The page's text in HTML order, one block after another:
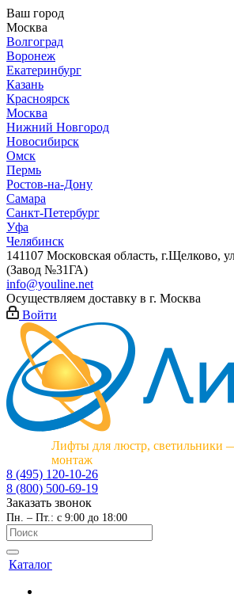
Ваш город
Москва
Волгоград
Воронеж
Екатеринбург
Казань
Красноярск
Москва
Нижний Новгород
Новосибирск
Омск
Пермь
Ростов-на-Дону
Самара
Санкт-Петербург
Уфа
Челябинск
141107 Московская область, г.Щелково,
(Завод №31ГА)
info@youline.net
Осуществляем доставку в г. Москва
Войти
Лифты для люстр, светильники
монтаж
8 (495) 120-10-26
8 (800) 500-69-19
Заказать звонок
Пн. – Пт.: с 9:00 до 18:00
Каталог